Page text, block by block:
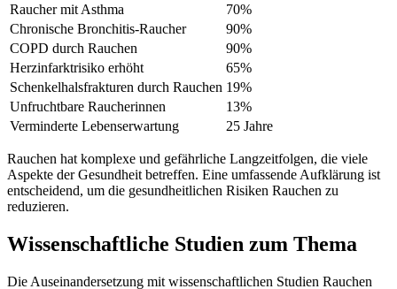
Raucher mit Asthma
70%
Chronische Bronchitis-Raucher
90%
COPD durch Rauchen
90%
Herzinfarktrisiko erhöht
65%
Schenkelhalsfrakturen durch Rauchen 19%
Unfruchtbare Raucherinnen
13%
Verminderte Lebenserwartung
25 Jahre
Rauchen hat komplexe und gefährliche Langzeitfolgen, die viele
Aspekte der Gesundheit betreffen. Eine umfassende Aufklärung ist
entscheidend, um die gesundheitlichen Risiken Rauchen zu
reduzieren.
Wissenschaftliche Studien zum Thema
Die Auseinandersetzung mit wissenschaftlichen Studien Rauchen